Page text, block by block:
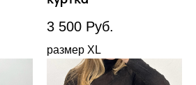
3 500 Руб.
размер XL